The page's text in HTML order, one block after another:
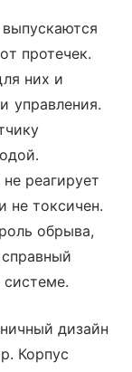
протечек.
них и
управления.
реагирует
не токсичен.
обрыва,
дизайн
Корпус